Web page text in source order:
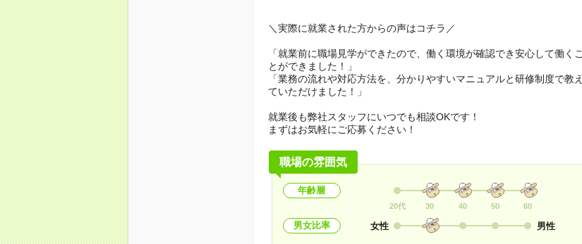
＼実際に就業された方からの声はコチラ／
「就業前に職場見学ができたので、働く環境が確認でき安心して働くこ
とができました！」
「業務の流れや対応方法を、分かりやすいマニュアルと研修制度で教え
ていただけました！」
就業後も弊社スタッフにいつでも相談OKです！
まずはお気軽にご応募ください！
職場の雰囲気
年齢層
20代 30 40 50 60
男女比率 女性 男性